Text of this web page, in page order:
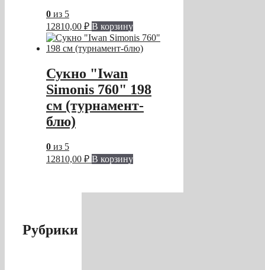
0 из 5
12810,00 ₽ В корзину
Сукно "Iwan
Simonis 760" 198
см (турнамент-
блю)
0 из 5
12810,00 ₽ В корзину
Рубрики